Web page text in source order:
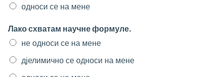
односи се на мене
Лако схватам научне формуле.
не односи се на мене
дјелимично се односи на мене